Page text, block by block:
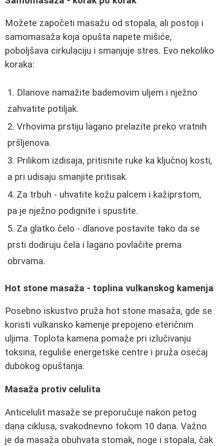
Možete započeti masažu od stopala, ali postoji i
samomasaža koja opušta napete mišiće,
poboljšava cirkulaciju i smanjuje stres. Evo nekoliko
koraka:
Dlanove namažite bademovim uljem i nježno
zahvatite potiljak.
Vrhovima prstiju lagano prelazite preko vratnih
pršljenova.
Prilikom izdisaja, pritisnite ruke ka ključnoj kosti,
a pri udisaju smanjite pritisak.
Za trbuh - uhvatite kožu palcem i kažiprstom,
pa je nježno podignite i spustite.
Za glatko čelo - dlanove postavite tako da se
prsti dodiruju čela i lagano povlačite prema
obrvama.
Hot stone masaža - toplina vulkanskog kamenja
Posebno iskustvo pruža hot stone masaža, gde se
koristi vulkansko kamenje prepojeno eteričnim
uljima. Toplota kamena pomaže pri izlučivanju
toksina, reguliše energetske centre i pruža osećaj
dubokog opuštanja.
Masaža protiv celulita
Anticelulit masaže se preporučuje nakon petog
dana ciklusa, svakodnevno tokom 10 dana. Važno
je da masaža obuhvata stomak, noge i stopala, čak